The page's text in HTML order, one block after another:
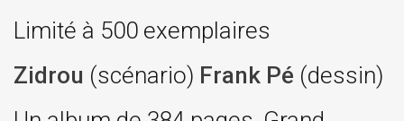
Limité à 500 exemplaires
Zidrou (scénario) Frank Pé (dessin)